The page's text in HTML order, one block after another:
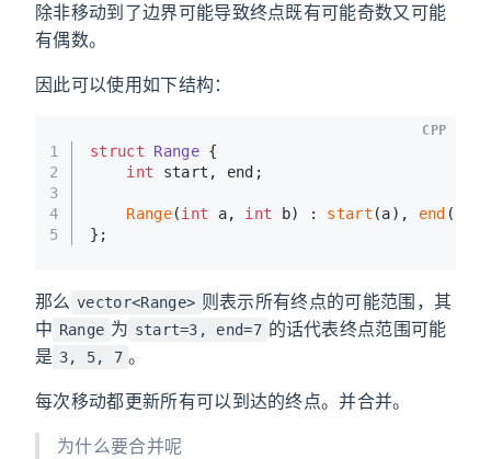
除非移动到了边界可能导致终点既有可能奇数又可能
有偶数。
因此可以使用如下结构：
1
2
3
4
5
struct Range {
int start, end;
Range(int a, int b) : start (a), end (b)
};
CPP
那么 vector<Range> 则表示所有终点的可能范围，其
中 Range 为 start=3, end=7 的话代表终点范围可能
是 3, 5, 7 。
每次移动都更新所有可以到达的终点。并合并。
为什么要合并呢